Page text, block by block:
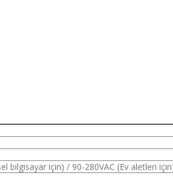
bilgisayar için) / 90-280VAC (Ev aletleri